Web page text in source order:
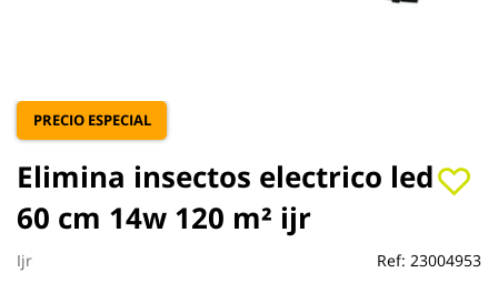
PRECIO ESPECIAL
Elimina insectos electrico led
60 cm 14w 120 m² ijr
Ijr Ref: 23004953
Saltar
al
de
galería
imágenes